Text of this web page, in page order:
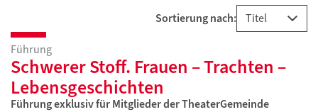
Sortierung nach:
Führung
Schwerer Stoff. Frauen – Trachten –
Lebensgeschichten
Führung exklusiv für Mitglieder der TheaterGemeinde